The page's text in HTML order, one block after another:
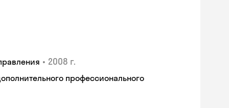
• 2008 г.
профессионального